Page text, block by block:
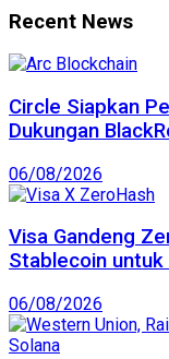
Recent News
Circle Siapkan
Dukungan
06/08/2026
Visa Gandeng
Stablecoin untuk
06/08/2026